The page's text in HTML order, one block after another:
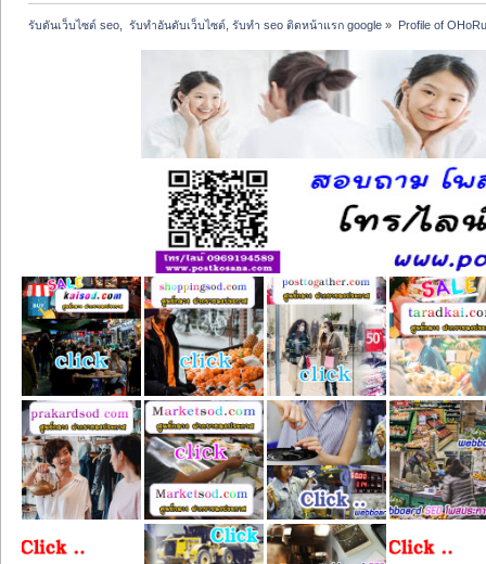
รับดันเว็บไซต์ seo,  รับทำอันดับเว็บไซต์, รับทำ seo ติดหน้าแรก google » Profile of